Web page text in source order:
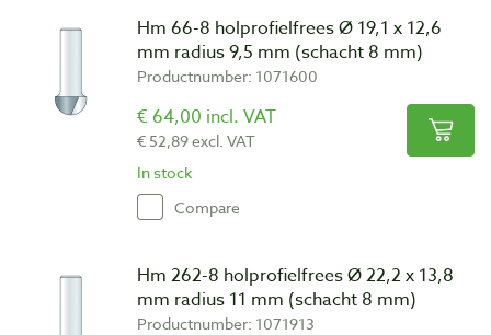
Hm 66-8 holprofielfrees Ø 19,1 x 12,6
mm radius 9,5 mm (schacht 8 mm)
Productnumber: 1071600
€ 64,00 incl. VAT
€ 52,89 excl. VAT
In stock
Compare
Hm 262-8 holprofielfrees Ø 22,2 x 13,8
mm radius 11 mm (schacht 8 mm)
Productnumber: 1071913